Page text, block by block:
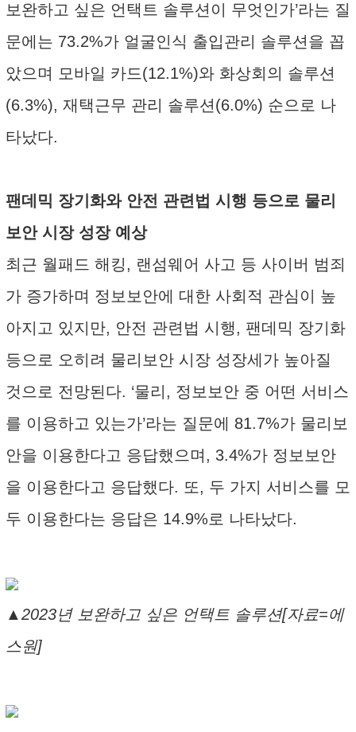
보완하고 싶은 언택트 솔루션이 무엇인가’라는 질
문에는 73.2%가 얼굴인식 출입관리 솔루션을 꼽
았으며 모바일 카드(12.1%)와 화상회의 솔루션
(6.3%), 재택근무 관리 솔루션(6.0%) 순으로 나
타났다.
팬데믹 장기화와 안전 관련법 시행 등으로 물리
보안 시장 성장 예상
최근 월패드 해킹, 랜섬웨어 사고 등 사이버 범죄
가 증가하며 정보보안에 대한 사회적 관심이 높
아지고 있지만, 안전 관련법 시행, 팬데믹 장기화
등으로 오히려 물리보안 시장 성장세가 높아질
것으로 전망된다. ‘물리, 정보보안 중 어떤 서비스
를 이용하고 있는가’라는 질문에 81.7%가 물리보
안을 이용한다고 응답했으며, 3.4%가 정보보안
을 이용한다고 응답했다. 또, 두 가지 서비스를 모
두 이용한다는 응답은 14.9%로 나타났다.
▲2023년 보완하고 싶은 언택트 솔루션[자료=에
스원]